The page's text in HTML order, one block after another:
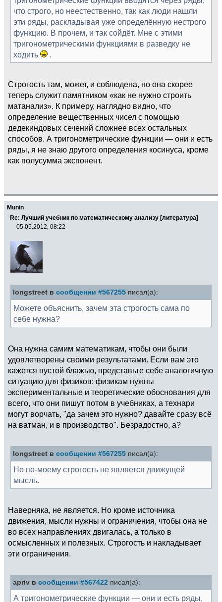
что строго, но неестественно, так как люди нашли
эти ряды, раскладывая уже определённую нестрого
функцию. В прочем, и так сойдёт. Мне с этими
тригонометрическими функциями в разведку не
ходить
.
Строгость там, может, и соблюдена, но она скорее
теперь служит памятником «как не нужно строить
матанализ». К примеру, наглядно видно, что
определение вещественных чисел с помощью
дедекиндовых сечений сложнее всех остальных
способов. А тригонометрические функции — они и есть
ряды, я не знаю другого определения косинуса, кроме
как полусумма экспонент.
Munin
Re: Лучший учебник по математическому анализу [литература]
05.05.2012, 08:22
longstreet в сообщении #567255 писал(а):
Можете объяснить, зачем эта строгость сама по
себе нужна?
Она нужна самим математикам, чтобы они были
удовлетворены своими результатами. Если вам это
кажется пустой блажью, представьте себе аналогичную
ситуацию для физиков: физикам нужны
экспериментальные и теоретические обоснования для
всего, что они пишут потом в учебниках, а технари
могут ворчать, "да зачем это нужно? давайте сразу всё
на ватман, и в производство". Безрадостно, а?
longstreet в сообщении #567255 писал(а):
Но по-моему строгость не является движущей
мысль.
Наверняка, не является. Но кроме источника
движения, мысли нужны и ограничения, чтобы она не
во всех направлениях двигалась, а только в
осмысленных и полезных. Строгость и накладывает
эти ограничения.
apriv в сообщении #567422 писал(а):
А тригонометрические функции — они и есть ряды,